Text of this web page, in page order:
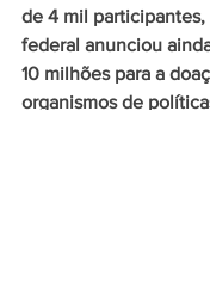
de 4 mil
federal anunciou
10 milhões para a
organismos de